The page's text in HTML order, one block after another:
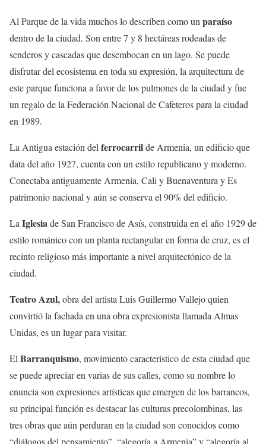
Al Parque de la vida muchos lo describen como un paraíso
dentro de la ciudad. Son entre 7 y 8 hectáreas rodeadas de
senderos y cascadas que desembocan en un lago. Se puede
disfrutar del ecosistema en toda su expresión, la arquitectura de
este parque funciona a favor de los pulmones de la ciudad y fue
un regalo de la Federación Nacional de Cafeteros para la ciudad
en 1989.
La Antigua estación del ferrocarrilde Armenia, un edificio que
data del año 1927, cuenta con un estilo republicano y moderno.
Conectaba antiguamente Armenia, Cali y Buenaventura y Es
patrimonio nacional y aún se conserva el 90% del edificio.
La Iglesiade San Francisco de Asís, construida en el año 1929 de
estilo románico con un planta rectangular en forma de cruz, es el
recinto religioso más importante a nivel arquitectónico de la
ciudad.
Teatro Azul,obra del artista Luis Guillermo Vallejo quien
convirtió la fachada en una obra expresionista llamada Almas
Unidas, es un lugar para visitar.
El Barranquismo, movimiento característico de esta ciudad que
se puede apreciar en varias de sus calles, como su nombre lo
enuncia son expresiones artísticas que emergen de los barrancos,
su principal función es destacar las culturas precolombinas, las
tres obras que aún perduran en la ciudad son conocidos como
“diálogos del pensamiento”, “alegoría a Armenia” y “alegoría al